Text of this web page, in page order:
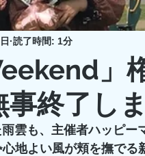
」
事終了し
読了時間: 1分
雲も、主催者ハッピ
地よい風が頬を撫でる